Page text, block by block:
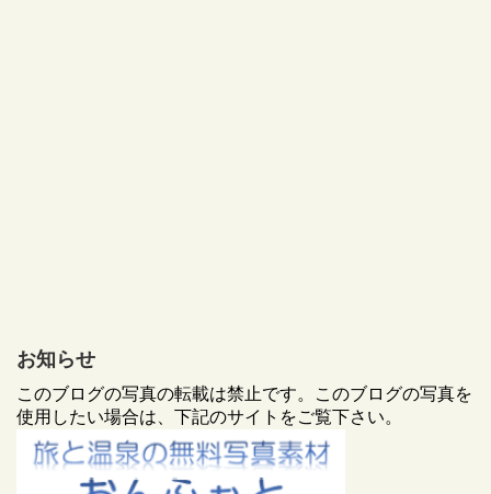
お知らせ
このブログの写真の転載は禁止です。このブログの写真を
使用したい場合は、下記のサイトをご覧下さい。